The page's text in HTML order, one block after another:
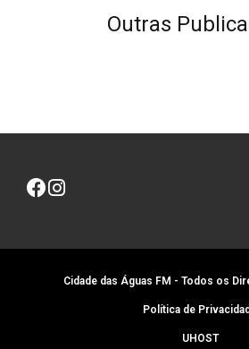
Outras
Cidade das Águas FM - Todos os
Política de
UHOST